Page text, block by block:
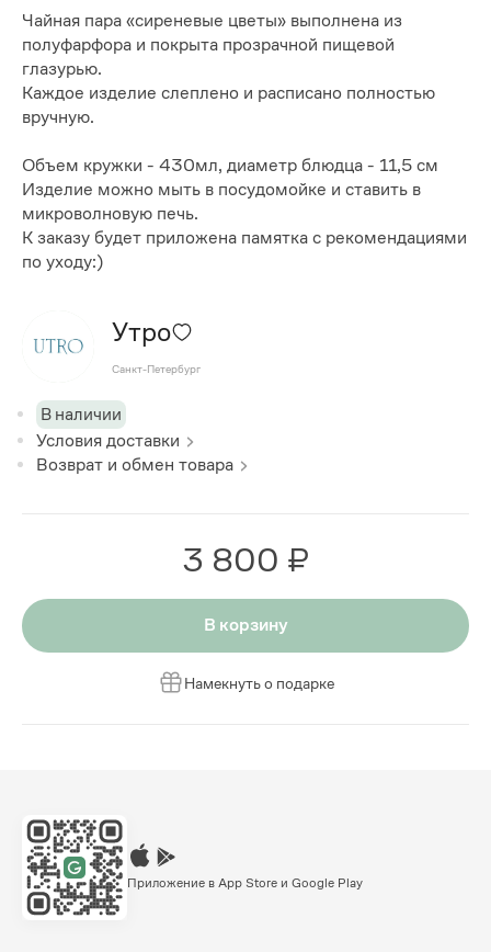
Чайная пара «сиреневые цветы» выполнена из
полуфарфора и покрыта прозрачной пищевой
глазурью.
Каждое изделие слеплено и расписано полностью
вручную.
Объем кружки - 430мл, диаметр блюдца - 11,5 см
Изделие можно мыть в посудомойке и ставить в
микроволновую печь.
К заказу будет приложена памятка с рекомендациями
по уходу:)
Утро
Санкт-Петербург
В наличии
Условия доставки
Возврат и обмен товара
3 800 ₽
В корзину
Намекнуть о подарке
Приложение в App Store и Google Play